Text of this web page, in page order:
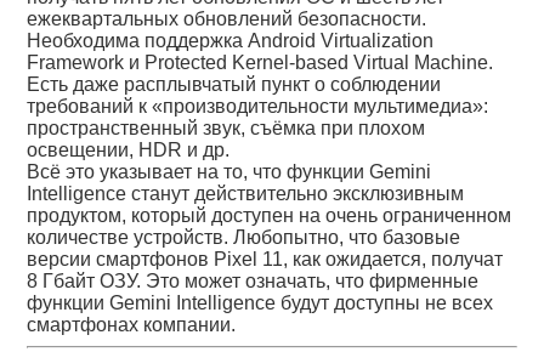
ежеквартальных обновлений безопасности.
Необходима поддержка Android Virtualization
Framework и Protected Kernel-based Virtual Machine.
Есть даже расплывчатый пункт о соблюдении
требований к «производительности мультимедиа»:
пространственный звук, съёмка при плохом
освещении, HDR и др.
Всё это указывает на то, что функции Gemini
Intelligence станут действительно эксклюзивным
продуктом, который доступен на очень ограниченном
количестве устройств. Любопытно, что базовые
версии смартфонов Pixel 11, как ожидается, получат
8 Гбайт ОЗУ. Это может означать, что фирменные
функции Gemini Intelligence будут доступны не всех
смартфонах компании.